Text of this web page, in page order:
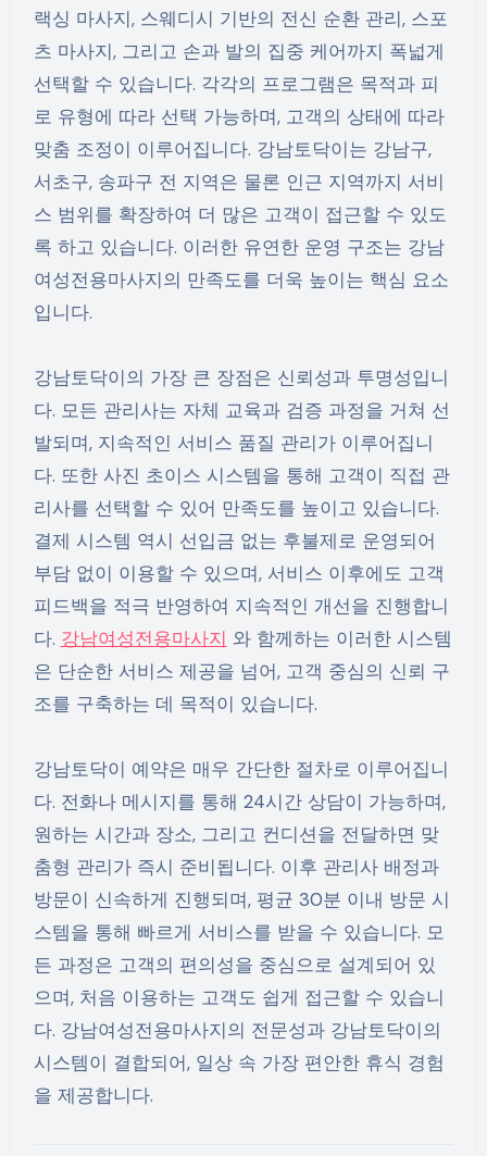
랙싱 마사지, 스웨디시 기반의 전신 순환 관리, 스포
츠 마사지, 그리고 손과 발의 집중 케어까지 폭넓게
선택할 수 있습니다. 각각의 프로그램은 목적과 피
로 유형에 따라 선택 가능하며, 고객의 상태에 따라
맞춤 조정이 이루어집니다. 강남토닥이는 강남구,
서초구, 송파구 전 지역은 물론 인근 지역까지 서비
스 범위를 확장하여 더 많은 고객이 접근할 수 있도
록 하고 있습니다. 이러한 유연한 운영 구조는 강남
여성전용마사지의 만족도를 더욱 높이는 핵심 요소
입니다.
강남토닥이의 가장 큰 장점은 신뢰성과 투명성입니
다. 모든 관리사는 자체 교육과 검증 과정을 거쳐 선
발되며, 지속적인 서비스 품질 관리가 이루어집니
다. 또한 사진 초이스 시스템을 통해 고객이 직접 관
리사를 선택할 수 있어 만족도를 높이고 있습니다.
결제 시스템 역시 선입금 없는 후불제로 운영되어
부담 없이 이용할 수 있으며, 서비스 이후에도 고객
피드백을 적극 반영하여 지속적인 개선을 진행합니
다. 강남여성전용마사지 와 함께하는 이러한 시스템
은 단순한 서비스 제공을 넘어, 고객 중심의 신뢰 구
조를 구축하는 데 목적이 있습니다.
강남토닥이 예약은 매우 간단한 절차로 이루어집니
다. 전화나 메시지를 통해 24시간 상담이 가능하며,
원하는 시간과 장소, 그리고 컨디션을 전달하면 맞
춤형 관리가 즉시 준비됩니다. 이후 관리사 배정과
방문이 신속하게 진행되며, 평균 30분 이내 방문 시
스템을 통해 빠르게 서비스를 받을 수 있습니다. 모
든 과정은 고객의 편의성을 중심으로 설계되어 있
으며, 처음 이용하는 고객도 쉽게 접근할 수 있습니
다. 강남여성전용마사지의 전문성과 강남토닥이의
시스템이 결합되어, 일상 속 가장 편안한 휴식 경험
을 제공합니다.